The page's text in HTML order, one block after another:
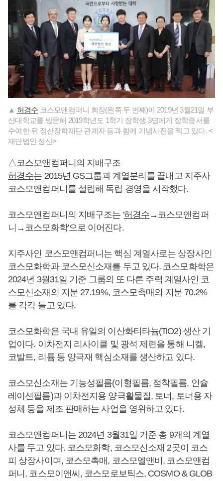
▲ 허경수 코스모앤컴퍼니 회장(왼쪽 두 번째)이 2019년 3월21일 부
산대학교를 방문해 2019학년도 1학기 장학생 3명에게 장학증서를
수여한 뒤 정산장학재단 관계자 등과 함께 기념사진을 찍고 있다. <
재단법인 정산>
△코스모앤컴퍼니의 지배구조
허경수는 2015년 GS그룹과 계열분리를 끝내고 지주사
코스모앤컴퍼니를 설립해 독립 경영을 시작했다.
코스모앤컴퍼니의 지배구조는 '허경수→코스모앤컴퍼
니→코스모화학'으로 이어진다.
지주사인 코스모앤컴퍼니는 핵심 계열사로는 상장사인
코스모화학과 코스모신소재를 두고 있다. 코스모화학은
2024년 3월31일 기준 그룹의 또 다른 주력 계열사인 코
스모신소재의 지분 27.19%, 코스모촉매의 지분 70.2%
를 각각 들고 있다.
코스모화학은 국내 유일의 이산화티타늄(TiO2) 생산 기
업이다. 이차전지 리사이클 및 광석 제련을 통해 니켈,
코발트, 리튬 등 양극재 핵심소재를 생산하고 있다.
코스모신소재는 기능성필름(이형필름, 점착필름, 인슐
레이션필름)과 이차전지용 양극활물질, 토너, 토너용 자
성체 등을 제조 판매하는 사업을 영위하고 있다.
코스모앤컴퍼니는 2024년 3월31일 기준 총 9개의 계열
사를 두고 있다. 코스모화학, 코스모신소재 2곳이 코스
피 상장사이며, 코스모촉매, 코스모엘앤비, 코스모앤컴
퍼니, 코스모이앤씨, 코스모로보틱스, COSMO & GLOB